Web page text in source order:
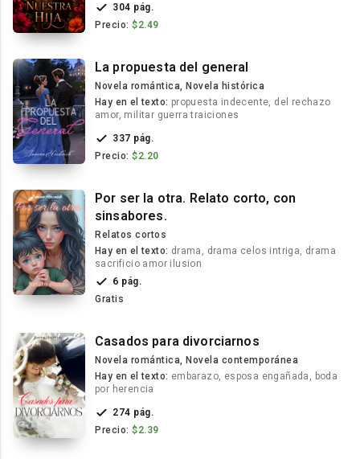
304 pág.
Precio: $2.49
La propuesta del general
Novela romántica, Novela histórica
Hay en el texto: propuesta indecente, del rechazo
amor, militar guerra traiciones
337 pág.
Precio: $2.20
Por ser la otra. Relato corto, con
sinsabores.
Relatos cortos
Hay en el texto: drama, drama celos intriga, drama
sacrificio amor ilusion
6 pág.
Gratis
Casados para divorciarnos
Novela romántica, Novela contemporánea
Hay en el texto: embarazo, esposa engañada, boda
por herencia
274 pág.
Precio: $2.39